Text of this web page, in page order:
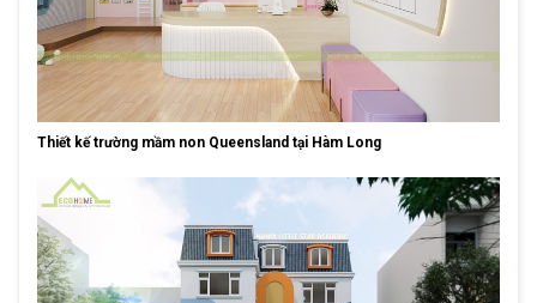
Thiết kế trường mầm non Queensland tại Hàm Long